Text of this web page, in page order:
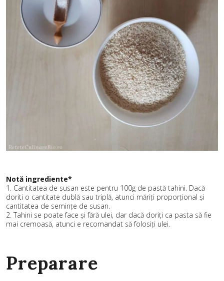
Notă ingrediente*
1. Cantitatea de susan este pentru 100g de pastă tahini. Dacă
doriti o cantitate dublă sau triplă, atunci măriți proporțional și
cantitatea de semințe de susan.
2. Tahini se poate face și fără ulei, dar dacă doriți ca pasta să fie
mai cremoasă, atunci e recomandat să folosiți ulei.
Preparare